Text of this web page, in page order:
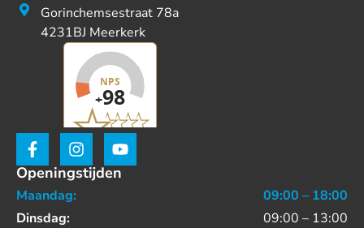
Gorinchemsestraat 78a
4231BJ Meerkerk
Openingstijden
Maandag:
09:00 – 18:00
Dinsdag:
09:00 – 13:00